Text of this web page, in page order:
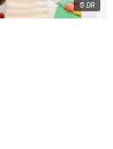
© DR